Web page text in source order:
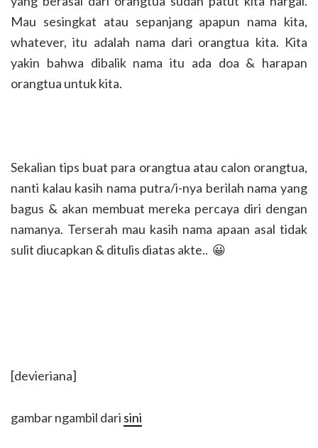
Mau sesingkat atau sepanjang apapun nama kita,
whatever, itu adalah nama dari orangtua kita. Kita
yakin bahwa dibalik nama itu ada doa & harapan
orangtua untuk kita.
Sekalian tips buat para orangtua atau calon orangtua,
nanti kalau kasih nama putra/i-nya berilah nama yang
bagus & akan membuat mereka percaya diri dengan
namanya. Terserah mau kasih nama apaan asal tidak
sulit diucapkan & ditulis diatas akte.. 😀
[devieriana]
gambar ngambil dari sini